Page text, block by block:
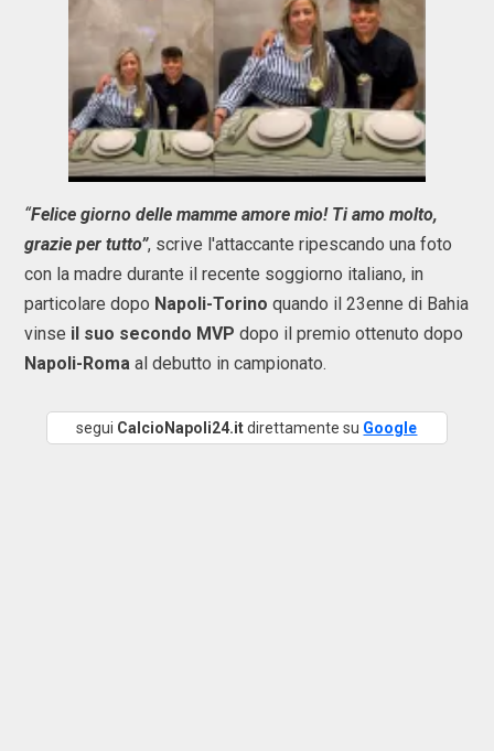
“Felice giorno delle mamme amore mio! Ti amo molto,
grazie per tutto”, scrive l'attaccante ripescando una foto
con la madre durante il recente soggiorno italiano, in
particolare dopo Napoli-Torino quando il 23enne di Bahia
vinse il suo secondo MVP dopo il premio ottenuto dopo
Napoli-Roma al debutto in campionato.
segui CalcioNapoli24.itdirettamente su Google